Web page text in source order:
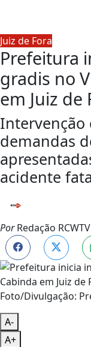
Juiz de Fora
Prefeitura
gradis no
em Juiz de
Intervenção
demandas
acidente
PorRedação RCWTV
Foto/Divulgação:
A-
A+